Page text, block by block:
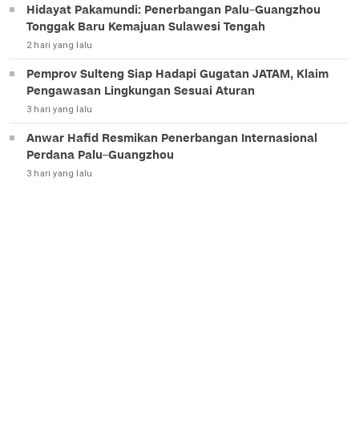
Hidayat Pakamundi: Penerbangan Palu–Guangzhou
Tonggak Baru Kemajuan Sulawesi Tengah
2 hari yang lalu
Pemprov Sulteng Siap Hadapi Gugatan JATAM, Klaim
Pengawasan Lingkungan Sesuai Aturan
3 hari yang lalu
Anwar Hafid Resmikan Penerbangan Internasional
Perdana Palu–Guangzhou
3 hari yang lalu